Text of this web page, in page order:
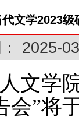
文学2023
2025-
文学
会”将